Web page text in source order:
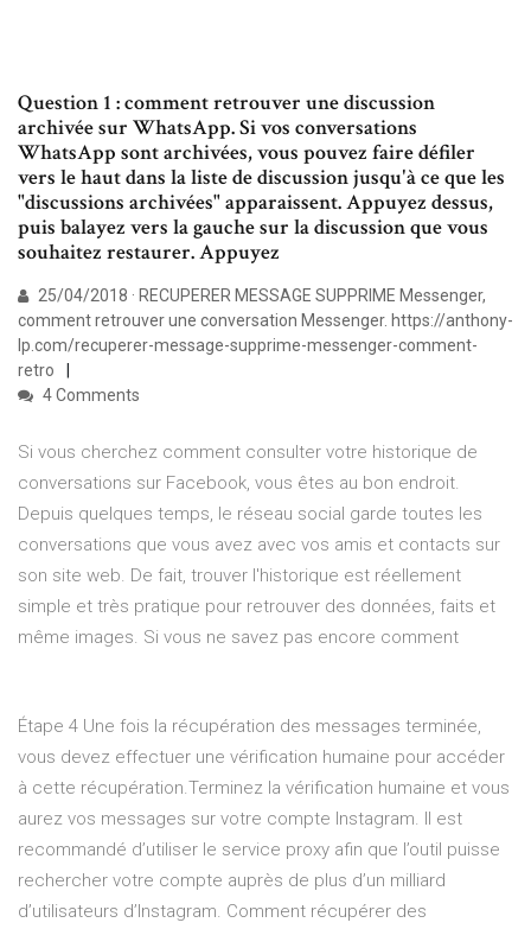
Question 1 : comment retrouver une discussion
archivée sur WhatsApp. Si vos conversations
WhatsApp sont archivées, vous pouvez faire défiler
vers le haut dans la liste de discussion jusqu'à ce que les
"discussions archivées" apparaissent. Appuyez dessus,
puis balayez vers la gauche sur la discussion que vous
souhaitez restaurer. Appuyez
25/04/2018 · RECUPERER MESSAGE SUPPRIME Messenger,
comment retrouver une conversation Messenger. https://anthony-
lp.com/recuperer-message-supprime-messenger-comment-
retro
4 Comments
Si vous cherchez comment consulter votre historique de
conversations sur Facebook, vous êtes au bon endroit.
Depuis quelques temps, le réseau social garde toutes les
conversations que vous avez avec vos amis et contacts sur
son site web. De fait, trouver l'historique est réellement
simple et très pratique pour retrouver des données, faits et
même images. Si vous ne savez pas encore comment
Étape 4 Une fois la récupération des messages terminée,
vous devez effectuer une vérification humaine pour accéder
à cette récupération.Terminez la vérification humaine et vous
aurez vos messages sur votre compte Instagram. Il est
recommandé d’utiliser le service proxy afin que l’outil puisse
rechercher votre compte auprès de plus d’un milliard
d’utilisateurs d’Instagram. Comment récupérer des